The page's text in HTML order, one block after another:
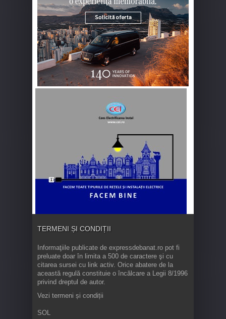
TERMENI ȘI CONDIȚII
Informaţiile publicate de expressdebanat.ro pot fi
preluate doar în limita a 500 de caractere şi cu
citarea sursei cu link activ. Orice abatere de la
această regulă constituie o încălcare a Legii 8/1996
privind dreptul de autor.
Vezi termeni și condiții
SOL